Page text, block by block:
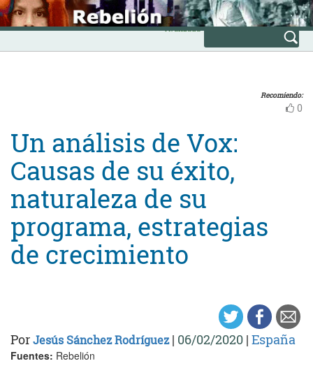
Skip
to
content
INICIO
Avanzada
Recomiendo:
0
Un análisis de Vox:
Causas de su éxito,
naturaleza de su
programa, estrategias
de crecimiento
PorJesús Sánchez Rodríguez| 06/02/2020 | España
Fuentes: Rebelión